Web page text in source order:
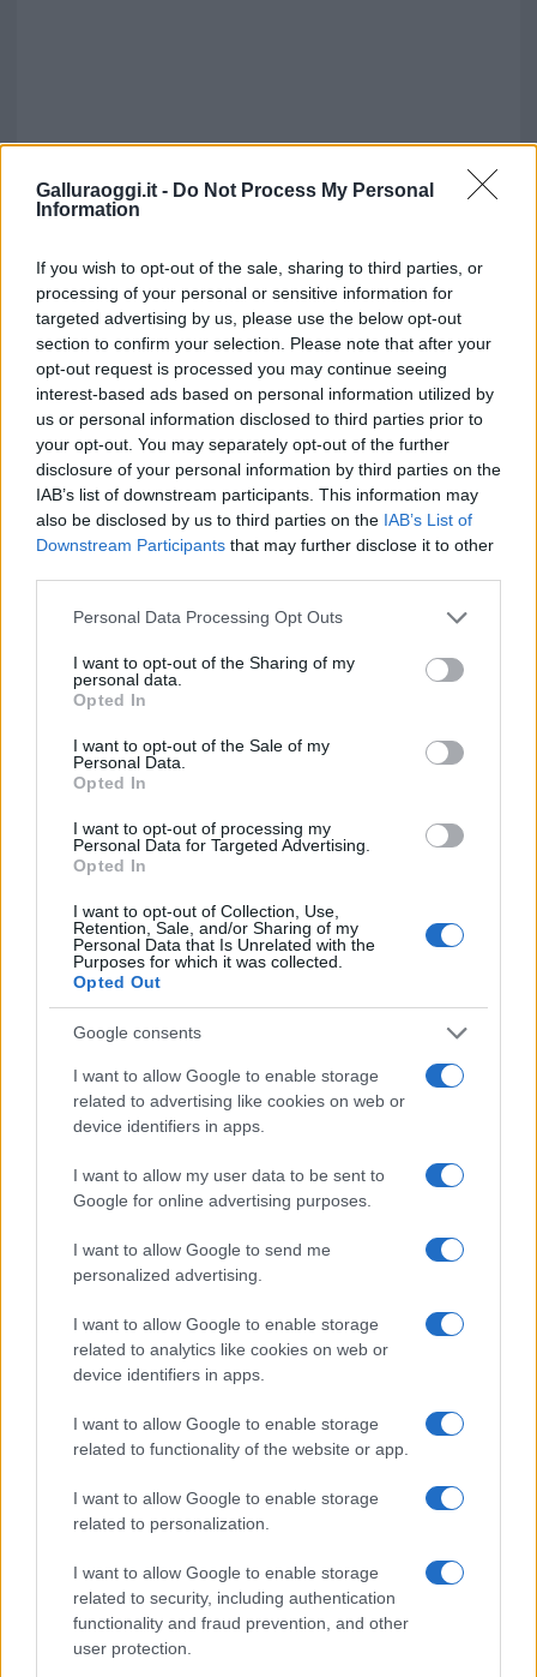
Galluraoggi.it - Do Not Process My Personal
Information
If you wish to opt-out of the sale, sharing to third parties, or
processing of your personal or sensitive information for
targeted advertising by us, please use the below opt-out
section to confirm your selection. Please note that after your
opt-out request is processed you may continue seeing
interest-based ads based on personal information utilized by
us or personal information disclosed to third parties prior to
your opt-out. You may separately opt-out of the further
disclosure of your personal information by third parties on the
IAB’s list of downstream participants. This information may
also be disclosed by us to third parties on the IAB’s List of
Downstream Participants that may further disclose it to other
Please note that this website/app uses one or more Google
not limited to your visit or usage behaviour. You may click to
grant or deny consent to Google and its third-party tags to
use your data for below specified purposes in below Google
consent section.
Personal Data Processing Opt Outs
I want to opt-out of the Sharing of my
personal data.
Opted In
I want to opt-out of the Sale of my
Personal Data.
Opted In
I want to opt-out of processing my
Personal Data for Targeted Advertising.
Opted In
I want to opt-out of Collection, Use,
Retention, Sale, and/or Sharing of my
Personal Data that Is Unrelated with the
Purposes for which it was collected.
Opted Out
Google consents
I want to allow Google to enable storage
related to advertising like cookies on web or
device identifiers in apps.
I want to allow my user data to be sent to
Google for online advertising purposes.
I want to allow Google to send me
personalized advertising.
I want to allow Google to enable storage
related to analytics like cookies on web or
device identifiers in apps.
I want to allow Google to enable storage
related to functionality of the website or app.
I want to allow Google to enable storage
related to personalization.
I want to allow Google to enable storage
related to security, including authentication
functionality and fraud prevention, and other
user protection.
Puoi abbonarti asoli € 1,10 al mese
cliccandoqui
Sei già abbonato?
sezione Logindal menù del sito o
cliccando
TEMI:
Comune Di Arzachena
Guardia Costiera Arzachena
Notizie Arzachena
Notizie in tempo reale?
Entra nel canale telegram di
GalluraOggi.it
Inviaci le tue segnalazioni,
Su WhatsApp al numero +39
345 356 7512
Ricevi le nostre ultime news
Condividi l'articolo